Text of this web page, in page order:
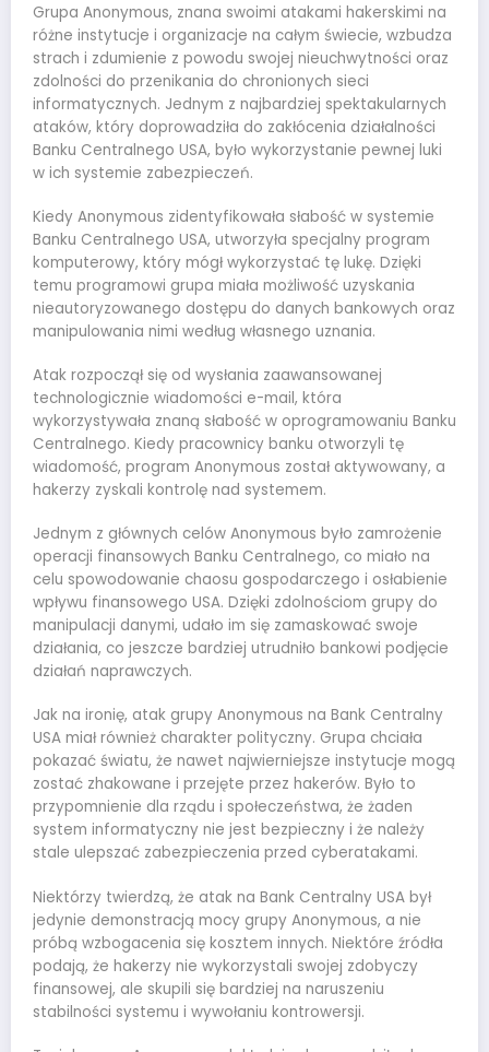
Grupa Anonymous, znana swoimi atakami hakerskimi na
różne instytucje i organizacje na całym świecie, wzbudza
strach i zdumienie z powodu swojej nieuchwytności oraz
zdolności do przenikania do chronionych sieci
informatycznych. Jednym z najbardziej spektakularnych
ataków, który doprowadziła do zakłócenia działalności
Banku Centralnego USA, było wykorzystanie pewnej luki
w ich systemie zabezpieczeń.
Kiedy Anonymous zidentyfikowała słabość w systemie
Banku Centralnego USA, utworzyła specjalny program
komputerowy, który mógł wykorzystać tę lukę. Dzięki
temu programowi grupa miała możliwość uzyskania
nieautoryzowanego dostępu do danych bankowych oraz
manipulowania nimi według własnego uznania.
Atak rozpoczął się od wysłania zaawansowanej
technologicznie wiadomości e-mail, która
wykorzystywała znaną słabość w oprogramowaniu Banku
Centralnego. Kiedy pracownicy banku otworzyli tę
wiadomość, program Anonymous został aktywowany, a
hakerzy zyskali kontrolę nad systemem.
Jednym z głównych celów Anonymous było zamrożenie
operacji finansowych Banku Centralnego, co miało na
celu spowodowanie chaosu gospodarczego i osłabienie
wpływu finansowego USA. Dzięki zdolnościom grupy do
manipulacji danymi, udało im się zamaskować swoje
działania, co jeszcze bardziej utrudniło bankowi podjęcie
działań naprawczych.
Jak na ironię, atak grupy Anonymous na Bank Centralny
USA miał również charakter polityczny. Grupa chciała
pokazać światu, że nawet najwierniejsze instytucje mogą
zostać zhakowane i przejęte przez hakerów. Było to
przypomnienie dla rządu i społeczeństwa, że żaden
system informatyczny nie jest bezpieczny i że należy
stale ulepszać zabezpieczenia przed cyberatakami.
Niektórzy twierdzą, że atak na Bank Centralny USA był
jedynie demonstracją mocy grupy Anonymous, a nie
próbą wzbogacenia się kosztem innych. Niektóre źródła
podają, że hakerzy nie wykorzystali swojej zdobyczy
finansowej, ale skupili się bardziej na naruszeniu
stabilności systemu i wywołaniu kontrowersji.